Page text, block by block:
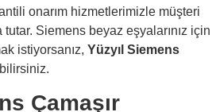
onarım hizmetlerimizle müşteri
Siemens beyaz eşyalarınız için
istiyorsanız, Yüzyıl Siemens
Çamaşır